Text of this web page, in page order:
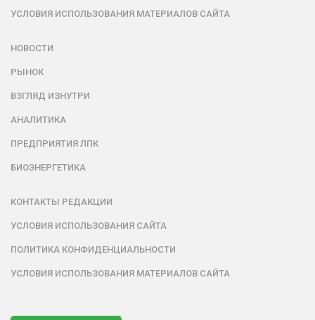
УСЛОВИЯ ИСПОЛЬЗОВАНИЯ МАТЕРИАЛОВ САЙТА
НОВОСТИ
РЫНОК
ВЗГЛЯД ИЗНУТРИ
АНАЛИТИКА
ПРЕДПРИЯТИЯ ЛПК
БИОЭНЕРГЕТИКА
КОНТАКТЫ РЕДАКЦИИ
УСЛОВИЯ ИСПОЛЬЗОВАНИЯ САЙТА
ПОЛИТИКА КОНФИДЕНЦИАЛЬНОСТИ
УСЛОВИЯ ИСПОЛЬЗОВАНИЯ МАТЕРИАЛОВ САЙТА